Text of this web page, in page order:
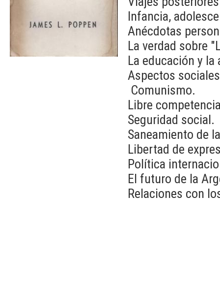
Infancia,
Anécdotas
La verdad sobre
La educación y
Aspectos
Comunismo.
Libre
Seguridad social.
Saneamiento de
Libertad de
Política
El futuro de la
Relaciones con